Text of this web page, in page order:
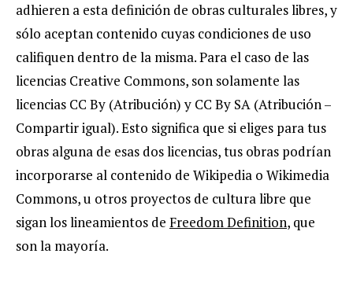
adhieren a esta definición de obras culturales libres, y
sólo aceptan contenido cuyas condiciones de uso
califiquen dentro de la misma. Para el caso de las
licencias Creative Commons, son solamente las
licencias CC By (Atribución) y CC By SA (Atribución –
Compartir igual). Esto significa que si eliges para tus
obras alguna de esas dos licencias, tus obras podrían
incorporarse al contenido de Wikipedia o Wikimedia
Commons, u otros proyectos de cultura libre que
sigan los lineamientos de Freedom Definition, que
son la mayoría.